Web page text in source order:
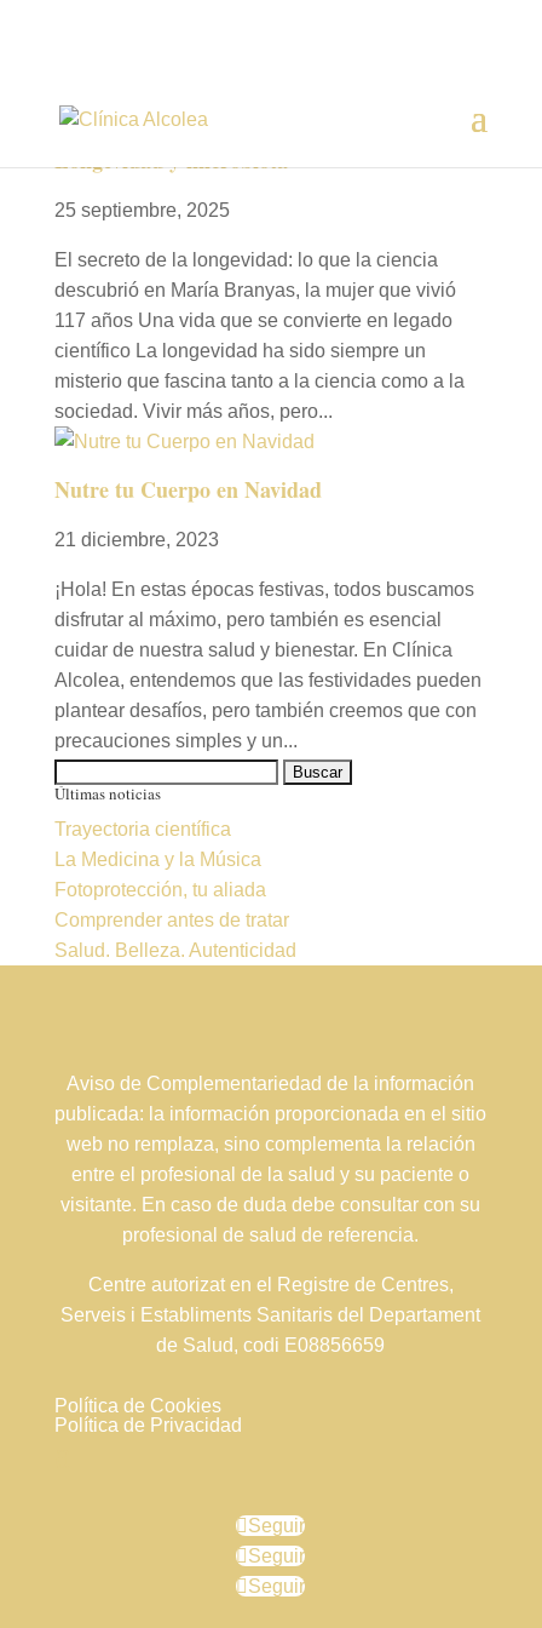
Longevidad y microbiota
25 septiembre, 2025
El secreto de la longevidad: lo que la ciencia
descubrió en María Branyas, la mujer que vivió
117 años Una vida que se convierte en legado
científico La longevidad ha sido siempre un
misterio que fascina tanto a la ciencia como a la
sociedad. Vivir más años, pero...
Nutre tu Cuerpo en Navidad
21 diciembre, 2023
¡Hola! En estas épocas festivas, todos buscamos
disfrutar al máximo, pero también es esencial
cuidar de nuestra salud y bienestar. En Clínica
Alcolea, entendemos que las festividades pueden
plantear desafíos, pero también creemos que con
precauciones simples y un...
Últimas noticias
Trayectoria científica
La Medicina y la Música
Fotoprotección, tu aliada
Comprender antes de tratar
Salud. Belleza. Autenticidad
Aviso de Complementariedad de la información
publicada: la información proporcionada en el sitio
web no remplaza, sino complementa la relación
entre el profesional de la salud y su paciente o
visitante. En caso de duda debe consultar con su
profesional de salud de referencia.
Centre autorizat en el Registre de Centres,
Serveis i Establiments Sanitaris del Departament
de Salud, codi E08856659
Política de Cookies
Política de Privacidad
Seguir
Seguir
Seguir